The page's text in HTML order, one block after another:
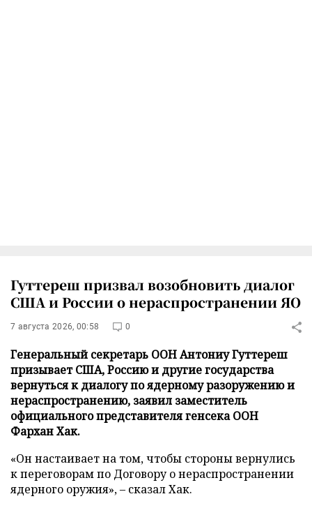
Гуттереш призвал возобновить диалог
США и России о нераспространении ЯО
7 августа 2026, 00:58 0
Генеральный секретарь ООН Антониу Гуттереш
призывает США, Россию и другие государства
вернутьcя к диалогу по ядерному разоружению и
нераспространению, заявил заместитель
официального представителя генсека ООН
Фархан Хак.
«Он настаивает на том, чтобы стороны вернулись
к переговорам по Договору о нераспространении
ядерного оружия», – сказал Хак.